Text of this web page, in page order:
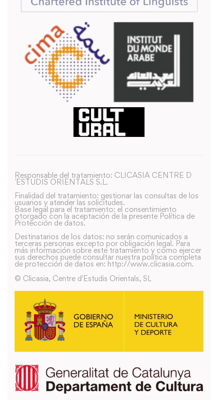
Responsable del tratamiento: CLICASIA CENTRE D
´ESTUDIS ORIENTALS S.L.
Finalidad del tratamiento: gestionar las consultas de los
usuarios y atender las solicitudes.
Base legal para el tratamiento: el consentimiento
otorgado con la aceptación de la presente Política de
Protección de datos.
Destinatarios de los datos: no serán comunicados a
terceras personas excepto por obligación legal. Para
más información sobre este tratamiento y como ejercer
sus derechos puede consultar nuestra política completa
de protección de datos en: http://www.clicasia.com.
© Clicasia, Centre d'Estudis Orientals, SL